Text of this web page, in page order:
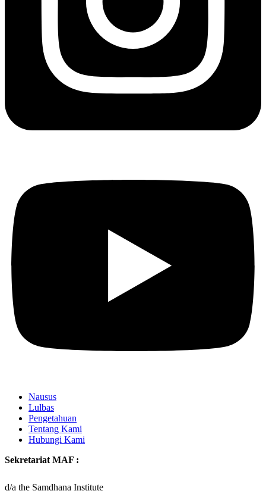
Nausus
Lulbas
Pengetahuan
Tentang Kami
Hubungi Kami
Sekretariat MAF :
d/a the Samdhana Institute